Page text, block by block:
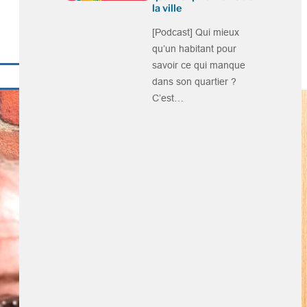
la ville
[Podcast] Qui mieux
qu’un habitant pour
savoir ce qui manque
dans son quartier ?
C’est…